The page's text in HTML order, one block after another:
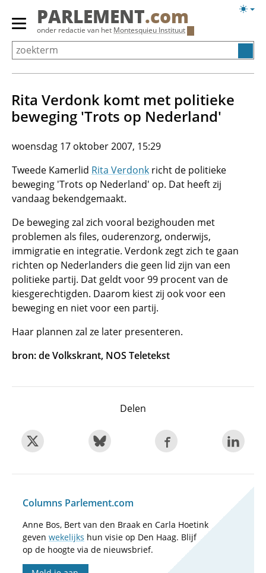
Overslaan
Primair
menu
tonen/verbergen
PARLEMENT.com
onder redactie van het Montesquieu Instituut
Rita Verdonk komt met politieke
beweging 'Trots op Nederland'
woensdag 17 oktober 2007, 15:29
Tweede Kamerlid Rita Verdonk richt de politieke
beweging 'Trots op Nederland' op. Dat heeft zij
vandaag bekendgemaakt.
De beweging zal zich vooral bezighouden met
problemen als files, ouderenzorg, onderwijs,
immigratie en integratie. Verdonk zegt zich te gaan
richten op Nederlanders die geen lid zijn van een
politieke partij. Dat geldt voor 99 procent van de
kiesgerechtigden. Daarom kiest zij ook voor een
beweging en niet voor een partij.
Haar plannen zal ze later presenteren.
bron: de Volkskrant, NOS Teletekst
Delen
Columns Parlement.com
Anne Bos, Bert van den Braak en Carla Hoetink
geven wekelijks hun visie op Den Haag. Blijf
op de hoogte via de nieuwsbrief.